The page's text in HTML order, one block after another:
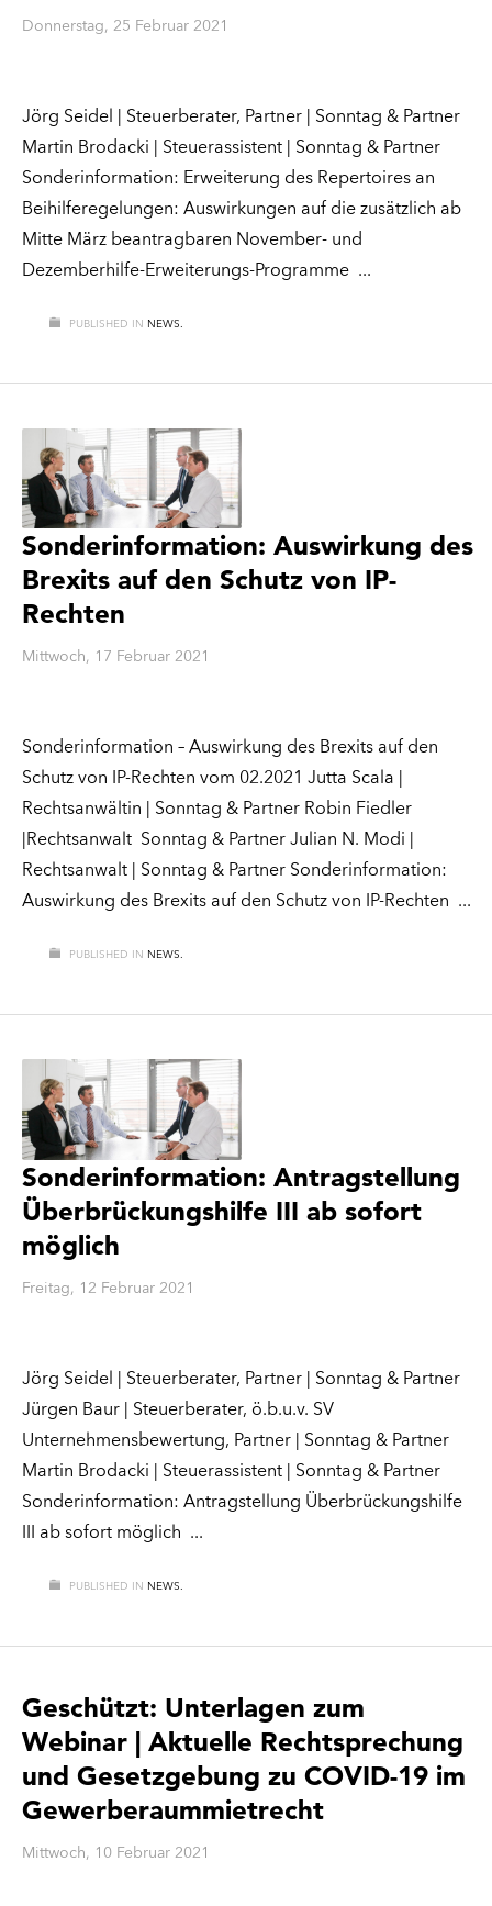
Donnerstag, 25 Februar 2021
Jörg Seidel | Steuerberater, Partner | Sonntag & Partner
Martin Brodacki | Steuerassistent | Sonntag & Partner
Sonderinformation: Erweiterung des Repertoires an
Beihilferegelungen: Auswirkungen auf die zusätzlich ab
Mitte März beantragbaren November- und
Dezemberhilfe-Erweiterungs-Programme
PUBLISHED IN NEWS.
Sonderinformation: Auswirkung des
Brexits auf den Schutz von IP-
Rechten
Mittwoch, 17 Februar 2021
Sonderinformation – Auswirkung des Brexits auf den
Schutz von IP-Rechten vom 02.2021 Jutta Scala |
Rechtsanwältin | Sonntag & Partner Robin Fiedler
|Rechtsanwalt Sonntag & Partner Julian N. Modi |
Rechtsanwalt | Sonntag & Partner Sonderinformation:
Auswirkung des Brexits auf den Schutz von IP-Rechten
PUBLISHED IN NEWS.
Sonderinformation: Antragstellung
Überbrückungshilfe III ab sofort
möglich
Freitag, 12 Februar 2021
Jörg Seidel | Steuerberater, Partner | Sonntag & Partner
Jürgen Baur | Steuerberater, ö.b.u.v. SV
Unternehmensbewertung, Partner | Sonntag & Partner
Martin Brodacki | Steuerassistent | Sonntag & Partner
Sonderinformation: Antragstellung Überbrückungshilfe
III ab sofort möglich
PUBLISHED IN NEWS.
Geschützt: Unterlagen zum
Webinar | Aktuelle Rechtsprechung
und Gesetzgebung zu COVID-19 im
Gewerberaummietrecht
Mittwoch, 10 Februar 2021